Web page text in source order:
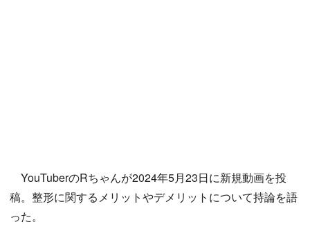
YouTuberのRちゃんが2024年5月23日に新規動画を投
稿。整形に関するメリットやデメリットについて持論を語
った。